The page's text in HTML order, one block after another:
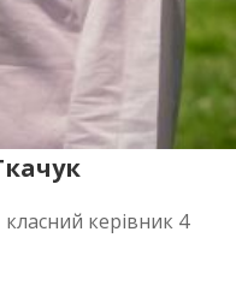
керівник 4